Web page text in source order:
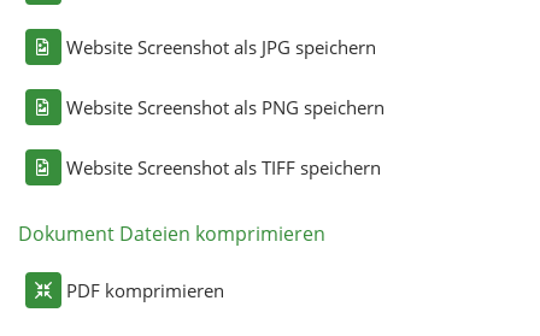
Website Screenshot als JPG speichern
Website Screenshot als PNG speichern
Website Screenshot als TIFF speichern
Dokument Dateien komprimieren
PDF komprimieren